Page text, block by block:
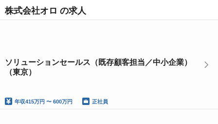
株式会社オロ の求人
ソリューションセールス（既存顧客担当／中小企業）
（東京）
年収415万円 〜 600万円 正社員